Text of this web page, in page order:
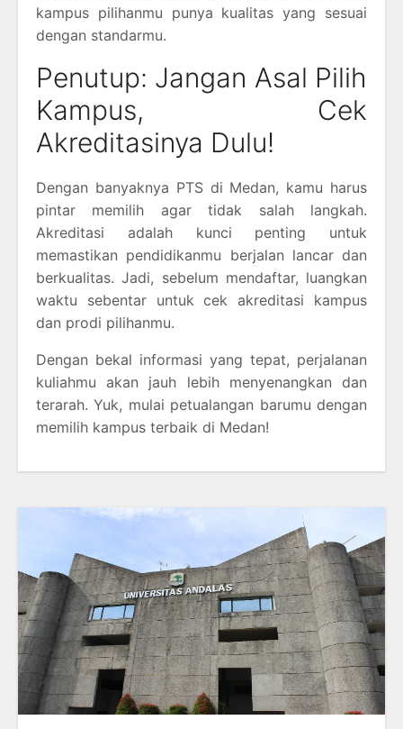
kampus pilihanmu punya kualitas yang sesuai
dengan standarmu.
Penutup: Jangan Asal Pilih
Kampus, Cek
Akreditasinya Dulu!
Dengan banyaknya PTS di Medan, kamu harus
pintar memilih agar tidak salah langkah.
Akreditasi adalah kunci penting untuk
memastikan pendidikanmu berjalan lancar dan
berkualitas. Jadi, sebelum mendaftar, luangkan
waktu sebentar untuk cek akreditasi kampus
dan prodi pilihanmu.
Dengan bekal informasi yang tepat, perjalanan
kuliahmu akan jauh lebih menyenangkan dan
terarah. Yuk, mulai petualangan barumu dengan
memilih kampus terbaik di Medan!